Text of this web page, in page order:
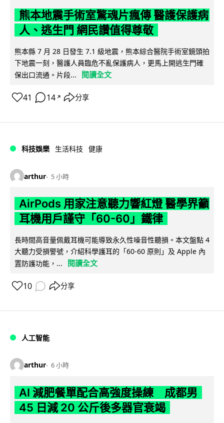
熊本地震手術室驚魂片瘋傳 醫護保護病
人、逃生門 網民讚值得尊敬
熊本縣 7 月 28 日發生 7.1 級地震，熊本綜合醫院手術室鏡頭拍
下地震一刻，醫護人員臨危不亂保護病人，更馬上開逃生門確
保出口流通。片段...
閱讀全文
41 14 ↗ 分享
科技娛樂 生活科技 健康
arthur 5 小時
AirPods 用家注意聽力響紅燈 醫學界籲
耳機用戶謹守「60-60」鐵律
長時間高音量佩戴耳機可能導致永久性噪音性聽損。本文盤點 4
大聽力受損警號，介紹科學護耳的「60-60 原則」及 Apple 內
置防護功能，...
閱讀全文
10 分享
人工智能
arthur 6 小時
AI 減肥餐單配合高強度操練 成都男
45 日減 20 公斤後多器官衰竭